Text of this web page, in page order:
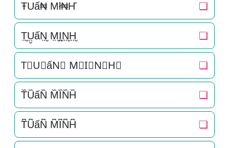
ŦUấ₦ Mł₦Ҥ ❏
T̤̮Ṳ̮ấN̤̮ M̤̮I̤̮N̤̮H̤̮ ❏
T⃘U⃘ấN⃘ M⃘I⃘N⃘H⃘ ❏
T᷈U᷈ấN᷈ M᷈I᷈N᷈H᷈ ❏
T͆U͆ấN͆ M͆I͆N͆H͆ ❏